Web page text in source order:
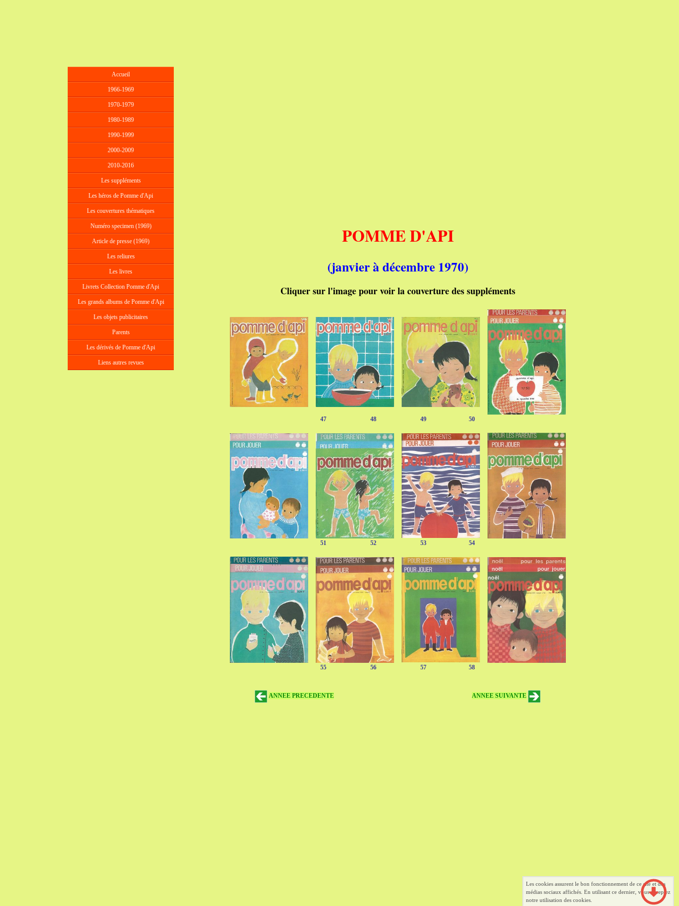
Accueil
1966-1969
1970-1979
1980-1989
1990-1999
2000-2009
2010-2016
Les suppléments
Les héros de Pomme d'Api
Les couvertures thématiques
Numéro specimen (1969)
Article de presse (1969)
Les reliures
Les livres
Livrets Collection Pomme d'Api
Les grands albums de Pomme d'Api
Les objets publicitaires
Parents
Les dérivés de Pomme d'Api
Liens autres revues
POMME D'API
(janvier à décembre 1970)
Cliquer sur l'image pour voir la couverture des suppléments
47 48 49 50
51 52 53 54
55 56 57 58
ANNEE PRECEDENTE ANNEE SUIVANTE
Les cookies assurent le bon fonctionnement de ce site et des
médias sociaux affichés. En utilisant ce dernier, vous acceptez
notre utilisation des cookies.